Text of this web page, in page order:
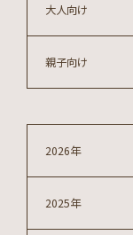
親子向け
大人向け
2026年
2025年